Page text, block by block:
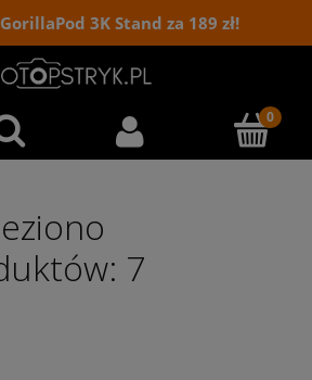
3K Stand za 189 zł!
7